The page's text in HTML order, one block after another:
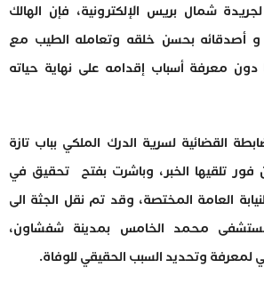
شمال بريس الإلكترونية، فإن الهالك
أصدقائه بحسن خلقه وتعامله الطيب مع
معرفة أسباب إقدامه على نهاية حياته
القضائية لسرية الدرك الملكي بباب تازة
تلقيها الخبر، وباشرت بفتح تحقيق في
العامة المختصة، وقد تم نقل الجثة الى
محمد الخامس بمدينة شفشاون،
لمعرفة وتحديد السبب الحقيقي للوفاة.